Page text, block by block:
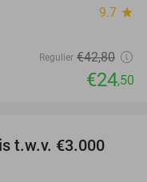
9.7 star
Regulier €42,80
€24,50
t.w.v. €3.000